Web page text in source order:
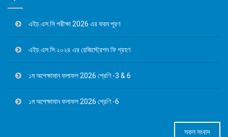
এইচ.এস.সি পরীক্ষা 2026 এর ফরম পূরণ
এইচ.এস.সি ২০২৪ এর রেজিস্ট্রেশন ফি গ্রহণ
১ম অপেক্ষামান ফলাফল 2026 শ্রেণি -3 & 6
১ম অপেক্ষামান ফলাফল 2026 শ্রেণি -6
সকল সংবাদ